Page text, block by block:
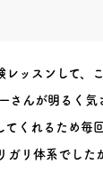
レッスンして、
さんが明るく気
てくれるため毎
ガリ体系でした